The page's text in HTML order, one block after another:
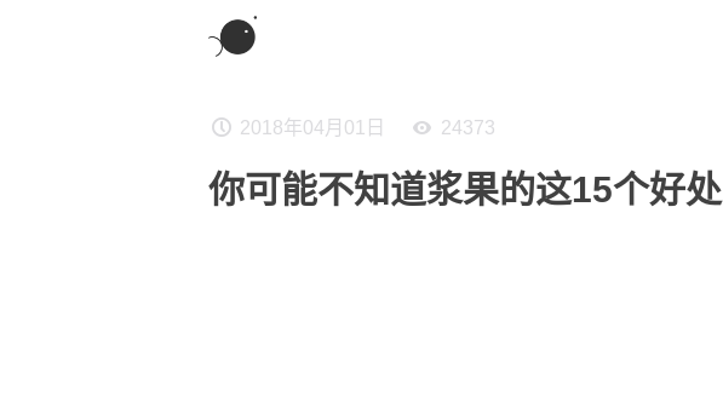
2018年04月01日 24373
你可能不知道浆果的这15个好处